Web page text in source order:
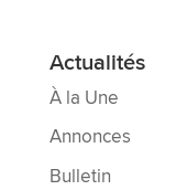
Actualités
À la Une
Annonces
Bulletin